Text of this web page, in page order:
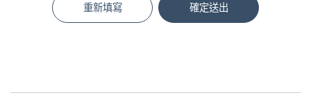
重新填寫 確定送出